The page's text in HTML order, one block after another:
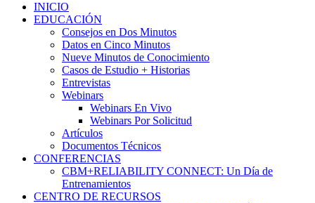
INICIO
EDUCACIÓN
Consejos en Dos Minutos
Datos en Cinco Minutos
Nueve Minutos de Conocimiento
Casos de Estudio + Historias
Entrevistas
Webinars
Webinars En Vivo
Webinars Por Solicitud
Artículos
Documentos Técnicos
CONFERENCIAS
CBM+RELIABILITY CONNECT: Un Día de
Entrenamientos
CENTRO DE RECURSOS